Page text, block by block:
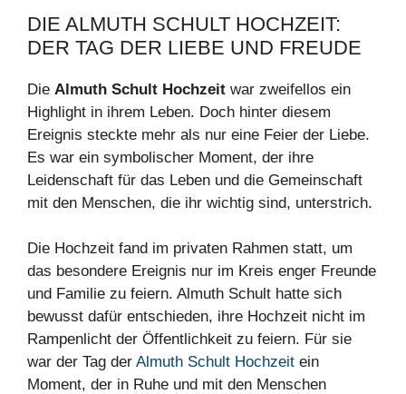
DIE ALMUTH SCHULT HOCHZEIT:
DER TAG DER LIEBE UND FREUDE
Die Almuth Schult Hochzeit war zweifellos ein
Highlight in ihrem Leben. Doch hinter diesem
Ereignis steckte mehr als nur eine Feier der Liebe.
Es war ein symbolischer Moment, der ihre
Leidenschaft für das Leben und die Gemeinschaft
mit den Menschen, die ihr wichtig sind, unterstrich.
Die Hochzeit fand im privaten Rahmen statt, um
das besondere Ereignis nur im Kreis enger Freunde
und Familie zu feiern. Almuth Schult hatte sich
bewusst dafür entschieden, ihre Hochzeit nicht im
Rampenlicht der Öffentlichkeit zu feiern. Für sie
war der Tag der Almuth Schult Hochzeit ein
Moment, der in Ruhe und mit den Menschen